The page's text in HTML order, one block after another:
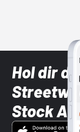
Hol dir
Stock